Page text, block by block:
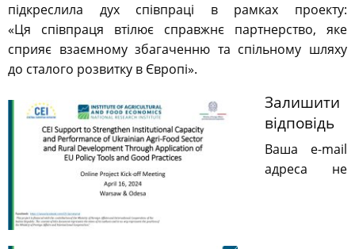
підкреслила дух співпраці в рамках проекту:
«Ця співпраця втілює справжнє партнерство, яке
сприяє взаємному збагаченню та спільному шляху
до сталого розвитку в Європі».
Залишити
відповідь
Ваша e-mail
адреса не